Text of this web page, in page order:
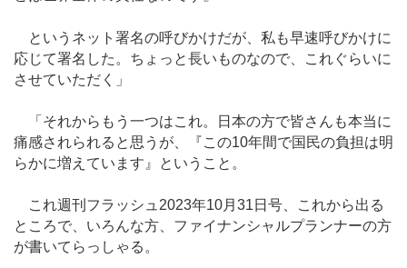
というネット署名の呼びかけだが、私も早速呼びかけに
応じて署名した。ちょっと長いものなので、これぐらいに
させていただく」
「それからもう一つはこれ。日本の方で皆さんも本当に
痛感されられると思うが、『この10年間で国民の負担は明
らかに増えています』ということ。
これ週刊フラッシュ2023年10月31日号、これから出る
ところで、いろんな方、ファイナンシャルプランナーの方
が書いてらっしゃる。